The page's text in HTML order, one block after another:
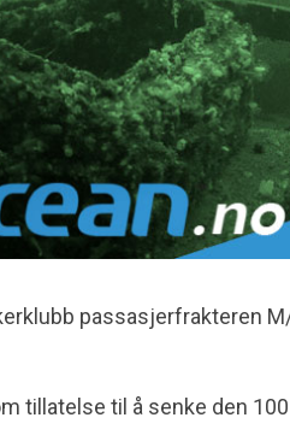
passasjerfrakteren
tillatelse til å senke den